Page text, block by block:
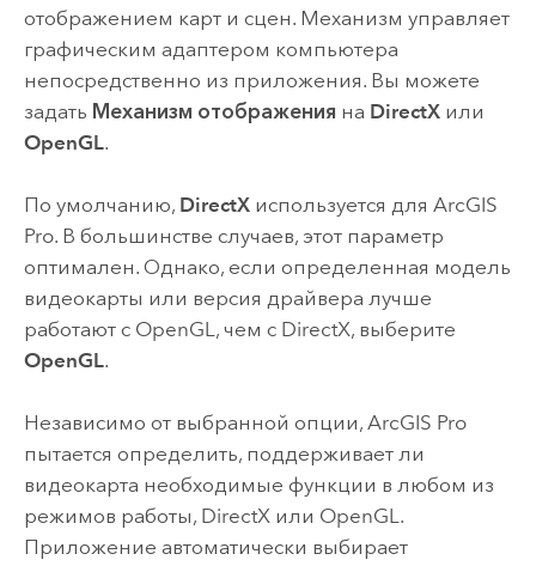
отображением карт и сцен. Механизм управляет
графическим адаптером компьютера
непосредственно из приложения. Вы можете
задать Механизм отображения на DirectXили
OpenGL.
По умолчанию, DirectXиспользуется для ArcGIS
Pro. В большинстве случаев, этот параметр
оптимален. Однако, если определенная модель
видеокарты или версия драйвера лучше
работают с OpenGL, чем с DirectX, выберите
OpenGL.
Независимо от выбранной опции, ArcGIS Pro
пытается определить, поддерживает ли
видеокарта необходимые функции в любом из
режимов работы, DirectX или OpenGL.
Приложение автоматически выбирает